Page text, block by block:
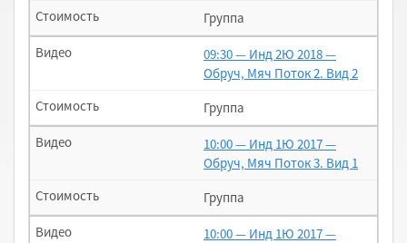
Группа
09:30 — Инд 2Ю 2018 —
Обруч, Мяч Поток 2. Вид 2
Группа
10:00 — Инд 1Ю 2017 —
Обруч, Мяч Поток 3. Вид 1
Группа
10:00 — Инд 1Ю 2017 —